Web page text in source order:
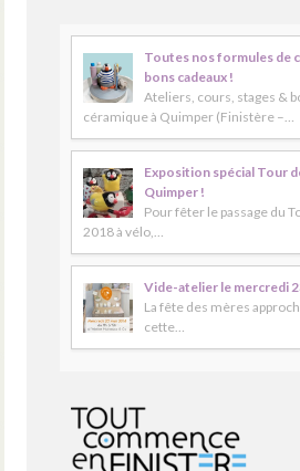
Toutes nos formules de
bons cadeaux !
Ateliers, cours, stages &
céramique à Quimper (Finistère –…
Exposition spécial Tour
Quimper !
Pour fêter le passage du
2018 à vélo,…
Vide-atelier le mercredi
La fête des mères
cette…